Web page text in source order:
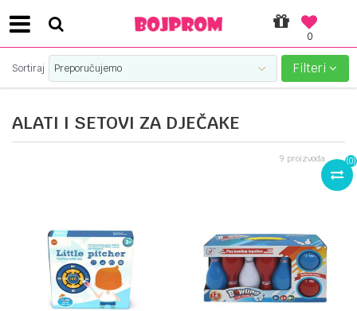
0
SIGURNO PLAĆANJE PLATNIM KARTICAMA!
(0)
ALATI I SETOVI ZA DJEČAKE
Sortiraj Filteri
9 proizvoda